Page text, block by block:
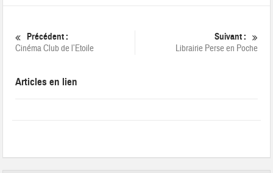
Précédent :
Cinéma Club de l’Etoile
Suivant :
Librairie Perse en Poche
Articles en lien